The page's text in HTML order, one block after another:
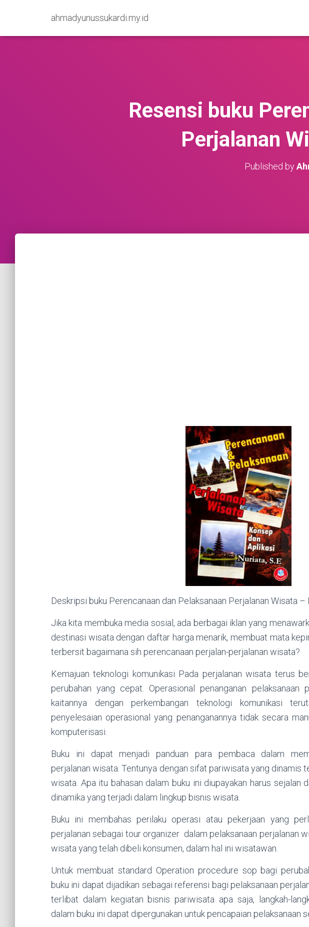
ahmadyunussukardi.my.id
Resensi buku
Perjalanan
Published by
Deskripsi buku Perencanaan dan Pelaksanaan Perjalanan Wisata –
Jika kita membuka media sosial, ada berbagai iklan yang
destinasi wisata dengan daftar harga menarik, membuat mata
terbersit bagaimana sih perencanaan perjalan-perjalanan wisata?
Kemajuan teknologi komunikasi Pada perjalanan wisata terus
perubahan yang cepat. Operasional penanganan pelaksanaan
kaitannya dengan perkembangan teknologi komunikasi
penyelesaian operasional yang penanganannya tidak secara
komputerisasi.
Buku ini dapat menjadi panduan para pembaca dalam
perjalanan wisata. Tentunya dengan sifat pariwisata yang dinamis
wisata. Apa itu bahasan dalam buku ini diupayakan harus sejalan
dinamika yang terjadi dalam lingkup bisnis wisata.
Buku ini membahas perilaku operasi atau pekerjaan yang
perjalanan sebagai tour organizer dalam pelaksanaan perjalanan
wisata yang telah dibeli konsumen, dalam hal ini wisatawan.
Untuk membuat standard Operation procedure sop bagi
buku ini dapat dijadikan sebagai referensi bagi pelaksanaan
terlibat dalam kegiatan bisnis pariwisata apa saja, langkah-
dalam buku ini dapat dipergunakan untuk pencapaian pelaksanaan